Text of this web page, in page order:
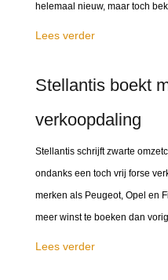
helemaal nieuw, maar toch
Lees verder
Stellantis boekt
verkoopdaling
Stellantis schrijft zwarte
ondanks een toch vrij forse
merken als Peugeot, Opel en
meer winst te boeken dan
Lees verder